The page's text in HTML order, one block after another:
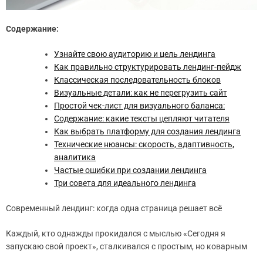
Содержание:
Узнайте свою аудиторию и цель лендинга
Как правильно структурировать лендинг-пейдж
Классическая последовательность блоков
Визуальные детали: как не перегрузить сайт
Простой чек-лист для визуального баланса:
Содержание: какие тексты цепляют читателя
Как выбрать платформу для создания лендинга
Технические нюансы: скорость, адаптивность,
аналитика
Частые ошибки при создании лендинга
Три совета для идеального лендинга
Современный лендинг: когда одна страница решает всё
Каждый, кто однажды прокидался с мыслью «Сегодня я
запускаю свой проект», сталкивался с простым, но коварным